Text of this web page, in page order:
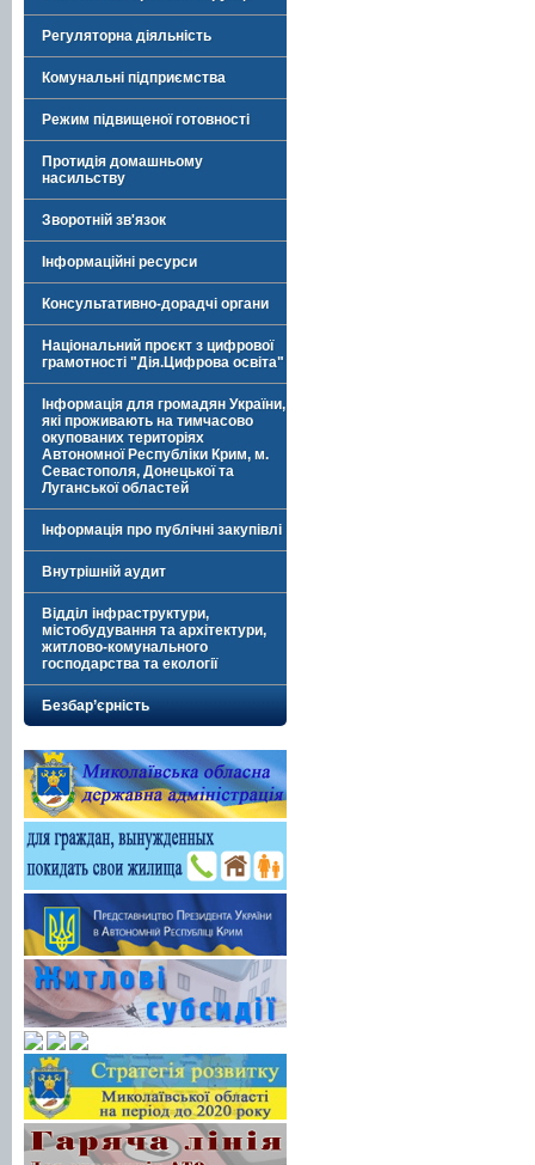
Регуляторна діяльність
Комунальні підприємства
Режим підвищеної готовності
Протидія домашньому
насильству
Зворотній зв'язок
Інформаційні ресурси
Консультативно-дорадчі органи
Національний проєкт з цифрової
грамотності "Дія.Цифрова освіта"
Інформація для громадян України,
які проживають на тимчасово
окупованих територіях
Автономної Республіки Крим, м.
Севастополя, Донецької та
Луганської областей
Інформація про публічні закупівлі
Внутрішній аудит
Відділ інфраструктури,
містобудування та архітектури,
житлово-комунального
господарства та екології
Безбар’єрність